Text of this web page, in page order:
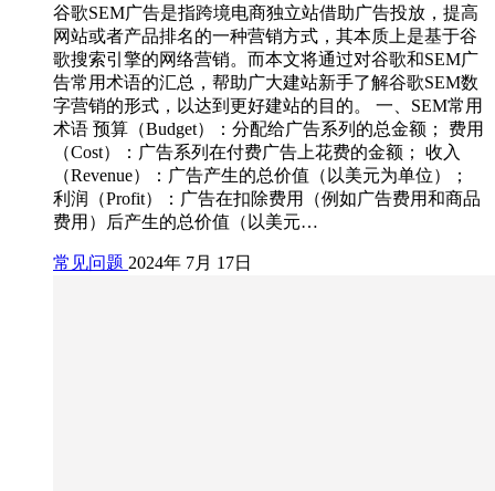
谷歌SEM广告是指跨境电商独立站借助广告投放，提高
网站或者产品排名的一种营销方式，其本质上是基于谷
歌搜索引擎的网络营销。而本文将通过对谷歌和SEM广
告常用术语的汇总，帮助广大建站新手了解谷歌SEM数
字营销的形式，以达到更好建站的目的。 一、SEM常用
术语 预算（Budget）：分配给广告系列的总金额； 费用
（Cost）：广告系列在付费广告上花费的金额； 收入
（Revenue）：广告产生的总价值（以美元为单位）；
利润（Profit）：广告在扣除费用（例如广告费用和商品
费用）后产生的总价值（以美元…
常见问题 2024年 7月 17日